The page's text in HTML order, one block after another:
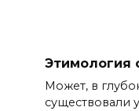
Этимология
Может, в
существовали